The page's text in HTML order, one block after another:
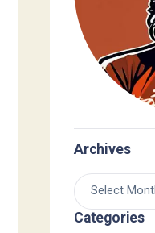
Archives
Categories